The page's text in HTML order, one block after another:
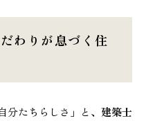
わりが息づく住
たちらしさ」と、 建築士